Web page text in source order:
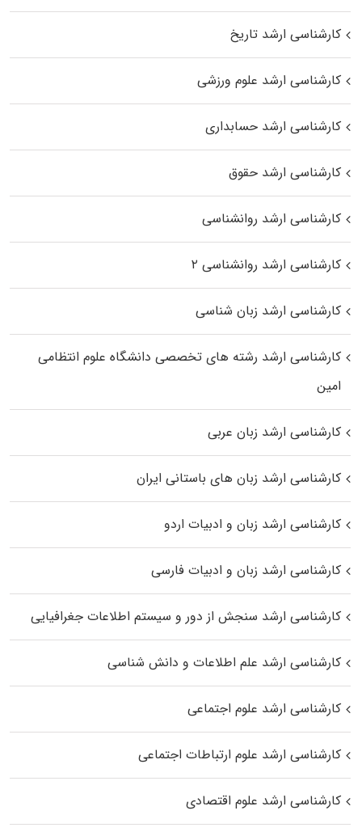
کارشناسی ارشد تاریخ
کارشناسی ارشد علوم ورزشی
کارشناسی ارشد حسابداری
کارشناسی ارشد حقوق
کارشناسی ارشد روانشناسی
کارشناسی ارشد روانشناسی ۲
کارشناسی ارشد زبان شناسی
کارشناسی ارشد رﺷﺘﻪ ﻫﺎی تخصصی داﻧﺸﮕﺎه ﻋﻠﻮم انتظامی
اﻣﻴﻦ
کارشناسی ارشد زبان عربی
کارشناسی ارشد زبان‌ های باستانی ایران
کارشناسی ارشد زبان و ادبیات اردو
کارشناسی ارشد زبان و ادبیات فارسی
کارشناسی ارشد سنجش از دور و سیستم اطلاعات جغرافیایی
کارشناسی ارشد علم اطلاعات و دانش شناسی
کارشناسی ارشد علوم اجتماعی
کارشناسی ارشد علوم ارتباطات اجتماعی
کارشناسی ارشد علوم اقتصادی